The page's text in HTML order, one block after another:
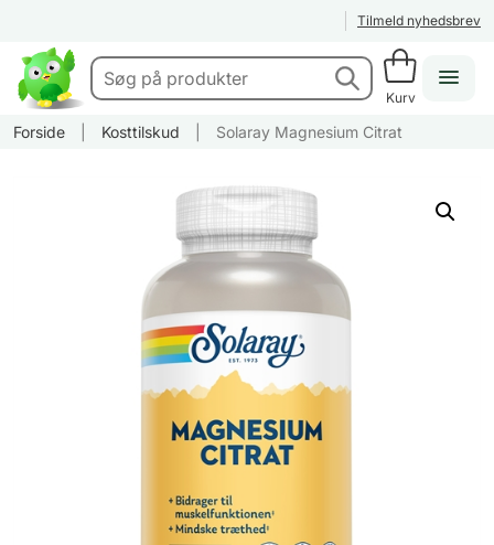
Tilmeld nyhedsbrev
Kurv
Forside Kosttilskud Solaray Magnesium Citrat